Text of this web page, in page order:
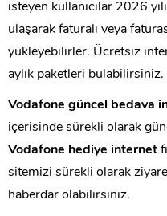
isteyen kullanıcılar 2026
ulaşarak faturalı veya
yükleyebilirler. Ücretsiz
aylık paketleri bulabilirsiniz.
Vodafone güncel bedava
içerisinde sürekli olarak
Vodafone hediye internet
sitemizi sürekli olarak
haberdar olabilirsiniz.